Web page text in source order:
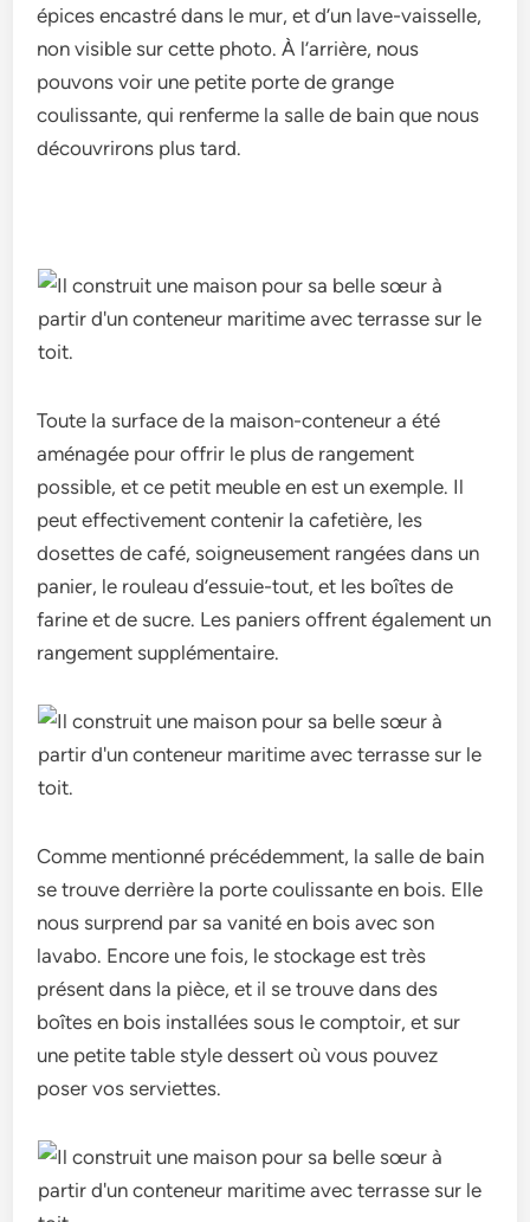
épices encastré dans le mur, et d’un lave-vaisselle,
non visible sur cette photo. À l’arrière, nous
pouvons voir une petite porte de grange
coulissante, qui renferme la salle de bain que nous
découvrirons plus tard.
Toute la surface de la maison-conteneur a été
aménagée pour offrir le plus de rangement
possible, et ce petit meuble en est un exemple. Il
peut effectivement contenir la cafetière, les
dosettes de café, soigneusement rangées dans un
panier, le rouleau d’essuie-tout, et les boîtes de
farine et de sucre. Les paniers offrent également un
rangement supplémentaire.
Comme mentionné précédemment, la salle de bain
se trouve derrière la porte coulissante en bois. Elle
nous surprend par sa vanité en bois avec son
lavabo. Encore une fois, le stockage est très
présent dans la pièce, et il se trouve dans des
boîtes en bois installées sous le comptoir, et sur
une petite table style dessert où vous pouvez
poser vos serviettes.